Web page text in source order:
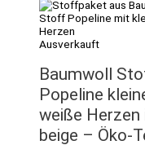
Ausverkauft
Baumwoll
Popeline
weiße Herzen
beige – Öko-